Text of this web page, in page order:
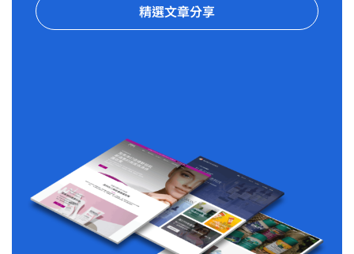
精選文章分享